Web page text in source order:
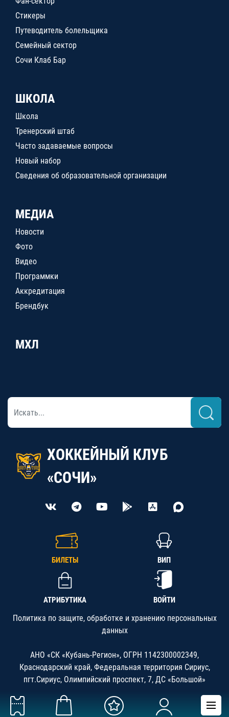
Стикеры
Путеводитель болельщика
Семейный сектор
Сочи Клаб Бар
ШКОЛА
Школа
Тренерский штаб
Часто задаваемые вопросы
Новый набор
Сведения об образовательной организации
МЕДИА
Новости
Фото
Видео
Программки
Аккредитация
Брендбук
МХЛ
ХОККЕЙНЫЙ КЛУБ
«СОЧИ»
БИЛЕТЫ ВИП
АТРИБУТИКА ВОЙТИ
Политика по защите, обработке и хранению персональных
данных
АНО «СК «Кубань-Регион», ОГРН 1142300002349,
Краснодарский край, Федеральная территория Сириус,
пгт.Сириус, Олимпийский проспект, 7, ДС «Большой»